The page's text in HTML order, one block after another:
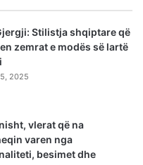
Stilistja shqiptare që
zemrat e modës së lartë
2025
vlerat që na
varen nga
besimet dhe